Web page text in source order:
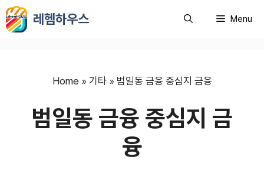
컨
텐
레헴하우스 Menu
Home » 기타» 범일동 금융 중심지 금융
범일동 금융 중심지 금
융